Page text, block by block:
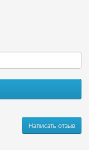
Написать отзыв